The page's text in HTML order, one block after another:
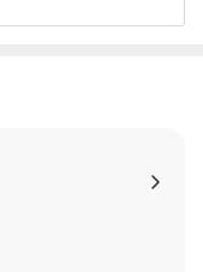
이목